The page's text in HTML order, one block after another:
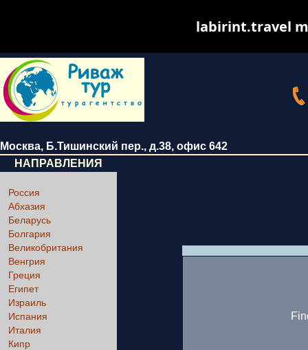
Москва, Б.Тишинский пер., д.38, офис 642
НАПРАВЛЕНИЯ
Россия
Абхазия
Беларусь
Болгария
Великобритания
Венгрия
Греция
Египет
Израиль
Испания
Италия
Кипр
labirint.travel